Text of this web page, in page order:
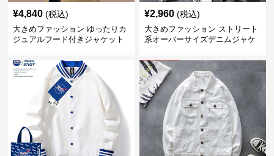
¥4,840 (税込)
大きめファッション ゆったりカ
ジュアルフード付きジャケット
¥2,960 (税込)
大きめファッション ストリート
系オーバーサイズデニムジャケ